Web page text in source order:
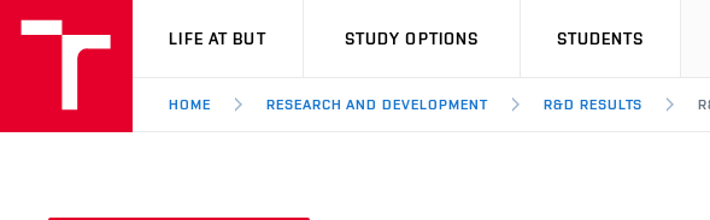
VUT
LIFE AT BUT STUDY OPTIONS STUDENTS
HOME RESEARCH AND DEVELOPMENT R&D RESULTS